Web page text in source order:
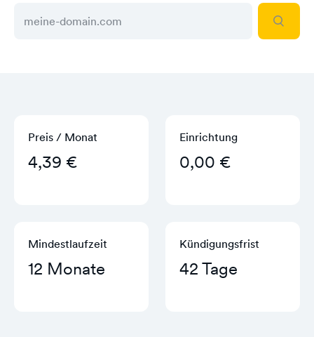
Preis / Monat
4,39 €
Einrichtung
0,00 €
Mindestlaufzeit
12 Monate
Kündigungs­frist
42 Tage